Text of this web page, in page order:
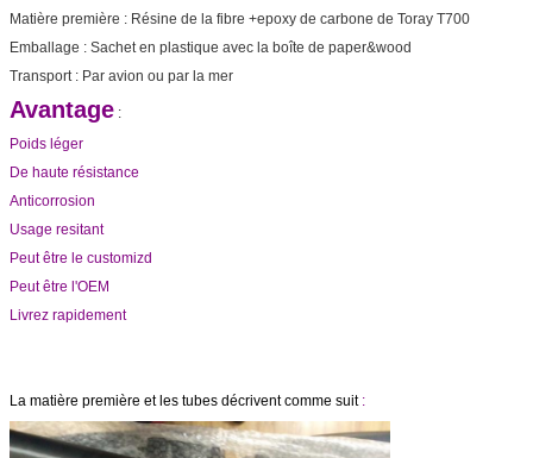
Matière première : Résine de la fibre +epoxy de carbone de Toray T700
Emballage : Sachet en plastique avec la boîte de paper&wood
Transport : Par avion ou par la mer
Avantage :
Poids léger
De haute résistance
Anticorrosion
Usage resitant
Peut être le customizd
Peut être l'OEM
Livrez rapidement
La matière première et les tubes décrivent comme suit :